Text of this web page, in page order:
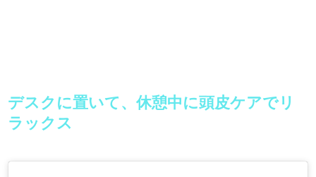
デスクに置いて、休憩中に頭皮ケアでリ
ラックス